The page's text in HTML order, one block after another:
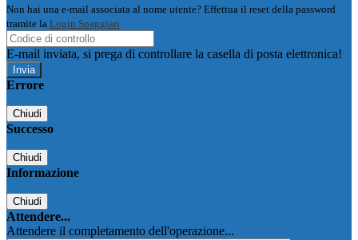
Non hai una e-mail associata al nome utente? Effettua il reset della password
tramite la Login Spaggiari
E-mail inviata, si prega di controllare la casella di posta elettronica!
Errore
Chiudi
Successo
Chiudi
Informazione
Chiudi
Attendere...
Attendere il completamento dell'operazione...